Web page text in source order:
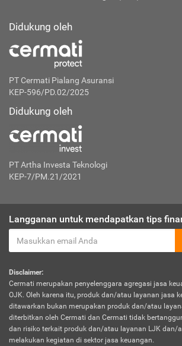
Didukung oleh
PT Cermati Pialang Asuransi
KEP-596/PD.02/2025
Didukung oleh
PT Artha Investa Teknologi
KEP-7/PM.21/2021
Langganan untuk mendapatkan tips
Disclaimer:
Cermati merupakan penyelenggara agregasi jasa
OJK. Oleh karena itu, produk dan/atau layanan jasa
ditawarkan bukan merupakan produk dan/atau
diterbitkan oleh Cermati dan Cermati tidak
dan risiko terkait produk dan/atau layanan LJK dan/
melakukan kegiatan di sektor jasa keuangan.